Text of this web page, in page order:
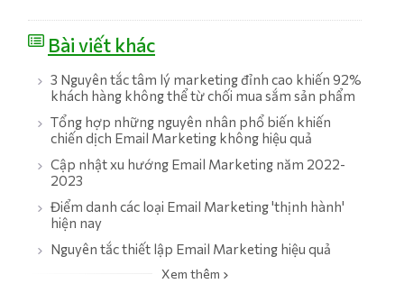
Bài viết khác
3 Nguyên tắc tâm lý marketing đỉnh cao khiến 92%
khách hàng không thể từ chối mua sắm sản phẩm
Tổng hợp những nguyên nhân phổ biến khiến
chiến dịch Email Marketing không hiệu quả
Cập nhật xu hướng Email Marketing năm 2022-
2023
Điểm danh các loại Email Marketing 'thịnh hành'
hiện nay
Nguyên tắc thiết lập Email Marketing hiệu quả
Xem thêm